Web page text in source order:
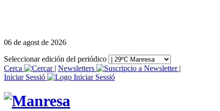
06 de agost de 2026
Seleccionar edición del periódico
Cerca
| Newsletters
|
Iniciar Sessió